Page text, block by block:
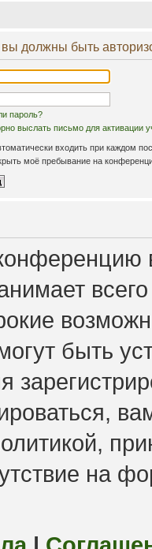
должны быть
пароль?
выслать письмо для активации
входить при каждом
моё пребывание на
быть
на